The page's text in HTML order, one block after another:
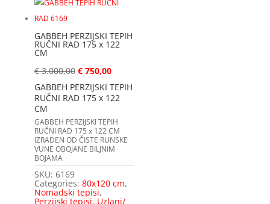
GABBEH PERZIJSKI TEPIH
RUČNI RAD 175 x 122
CM
€3.000,00 €750,00
GABBEH PERZIJSKI TEPIH
RUČNI RAD 175 x 122
CM
GABBEH PERZIJSKI TEPIH
RUČNI RAD 175 x 122 CM
IZRAĐEN OD ČISTE RUNSKE
VUNE OBOJANE BILJNIM
BOJAMA
SKU: 6169
Categories: 80x120 cm,
Nomadski tepisi,
Perzijski tepisi, Uzlani/